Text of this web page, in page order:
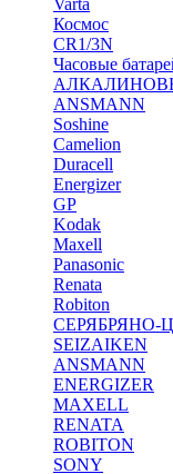
Varta
Космос
CR1/3N
Часовые
ANSMANN
Soshine
Camelion
Duracell
Energizer
GP
Kodak
Maxell
Panasonic
Renata
Robiton
SEIZAIKEN
ANSMANN
ENERGIZER
MAXELL
RENATA
ROBITON
SONY